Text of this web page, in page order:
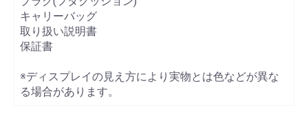
キャリーバッグ
取り扱い説明書
保証書
※ディスプレイの見え方により実物とは色などが異な
る場合があります。